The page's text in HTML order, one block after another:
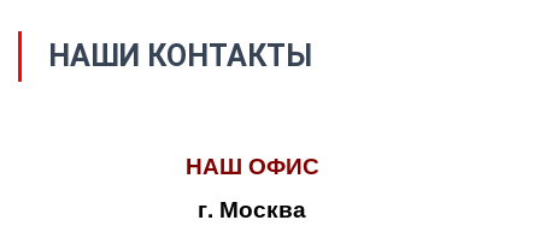
НАШИ КОНТАКТЫ
НАШ ОФИС
г. Москва